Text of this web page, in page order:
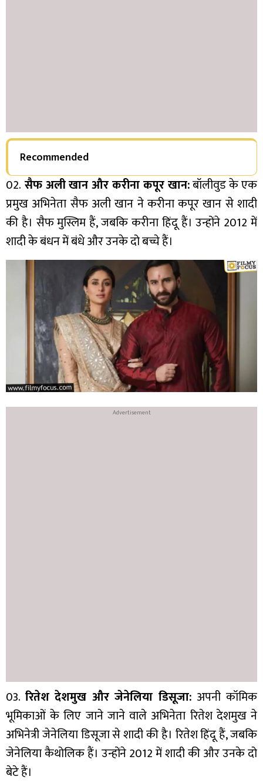
Recommended
02. सैफ अली खान और करीना कपूर खान:बॉलीवुड के एक
प्रमुख अभिनेता सैफ अली खान ने करीना कपूर खान से शादी
की है। सैफ मुस्लिम हैं, जबकि करीना हिंदू हैं। उन्होंने 2012 में
शादी के बंधन में बंधे और उनके दो बच्चे हैं।
03. रितेश देशमुख और जेनेलिया डिसूजा: अपनी कॉमिक
भूमिकाओं के लिए जाने जाने वाले अभिनेता रितेश देशमुख ने
अभिनेत्री जेनेलिया डिसूजा से शादी की है। रितेश हिंदू हैं, जबकि
जेनेलिया कैथोलिक हैं। उन्होंने 2012 में शादी की और उनके दो
बेटे हैं।